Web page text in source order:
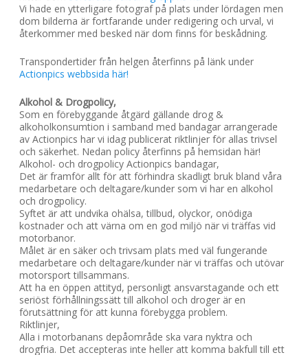
Vi hade en ytterligare fotograf på plats under lördagen men
dom bilderna är fortfarande under redigering och urval, vi
återkommer med besked när dom finns för beskådning.
Transpondertider från helgen återfinns på länk under
Actionpics webbsida här!
Alkohol & Drogpolicy,
Som en förebyggande åtgärd gällande drog &
alkoholkonsumtion i samband med bandagar arrangerade
av Actionpics har vi idag publicerat riktlinjer för allas trivsel
och säkerhet. Nedan policy återfinns på hemsidan här!
Alkohol- och drogpolicy Actionpics bandagar,
Det är framför allt för att förhindra skadligt bruk bland våra
medarbetare och deltagare/kunder som vi har en alkohol
och drogpolicy.
Syftet är att undvika ohälsa, tillbud, olyckor, onödiga
kostnader och att värna om en god miljö när vi träffas vid
motorbanor.
Målet är en säker och trivsam plats med väl fungerande
medarbetare och deltagare/kunder när vi träffas och utövar
motorsport tillsammans.
Att ha en öppen attityd, personligt ansvarstagande och ett
seriöst förhållningssätt till alkohol och droger är en
förutsättning för att kunna förebygga problem.
Riktlinjer,
Alla i motorbanans depåområde ska vara nyktra och
drogfria. Det accepteras inte heller att komma bakfull till ett